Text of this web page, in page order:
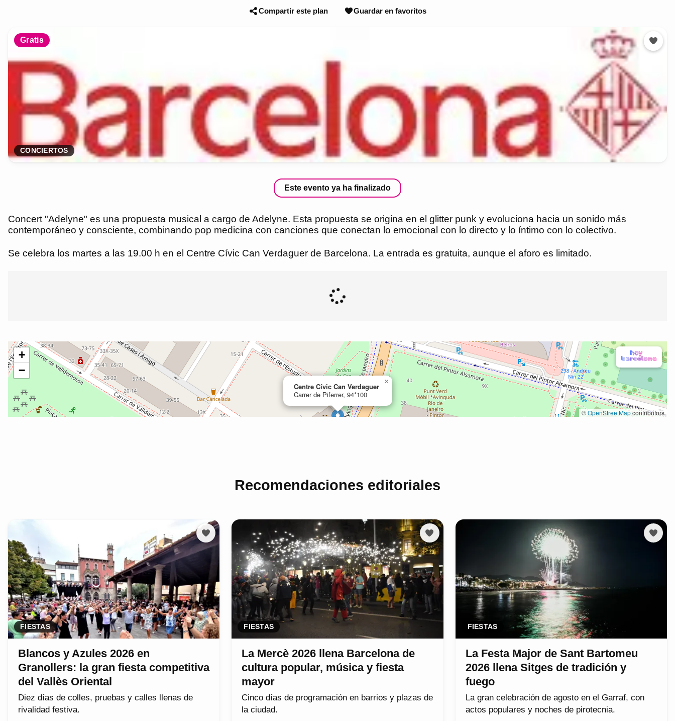
Compartir este plan Guardar en favoritos
Gratis
CONCIERTOS
Este evento ya ha finalizado
Concert "Adelyne" es una propuesta musical a cargo de Adelyne. Esta propuesta se origina en el glitter punk y evoluciona hacia un sonido más
contemporáneo y consciente, combinando pop medicina con canciones que conectan lo emocional con lo directo y lo íntimo con lo colectivo.
Se celebra los martes a las 19.00 h en el Centre Cívic Can Verdaguer de Barcelona. La entrada es gratuita, aunque el aforo es limitado.
Recomendaciones editoriales
FIESTAS
Blancos y Azules 2026 en
Granollers: la gran fiesta competitiva
del Vallès Oriental
Diez días de colles, pruebas y calles llenas de
rivalidad festiva.
FIESTAS
La Mercè 2026 llena Barcelona de
cultura popular, música y fiesta
mayor
Cinco días de programación en barrios y plazas de
la ciudad.
FIESTAS
La Festa Major de Sant Bartomeu
2026 llena Sitges de tradición y
fuego
La gran celebración de agosto en el Garraf, con
actos populares y noches de pirotecnia.